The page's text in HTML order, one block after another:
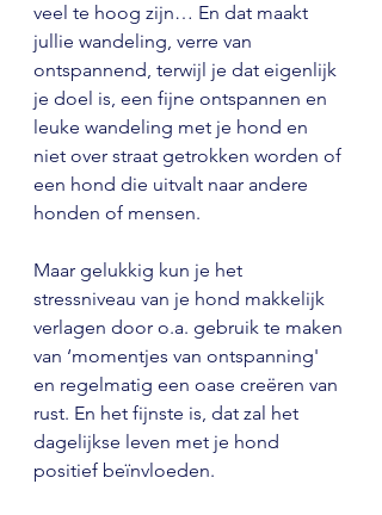
veel te hoog zijn… En dat maakt
jullie wandeling, verre van
ontspannend, terwijl je dat eigenlijk
je doel is, een fijne ontspannen en
leuke wandeling met je hond en
niet over straat getrokken worden of
een hond die uitvalt naar andere
honden of mensen.
Maar gelukkig kun je het
stressniveau van je hond makkelijk
verlagen door o.a. gebruik te maken
van ‘momentjes van ontspanning'
en regelmatig een oase creëren van
rust. En het fijnste is, dat zal het
dagelijkse leven met je hond
positief beïnvloeden.